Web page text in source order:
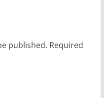
published. Required